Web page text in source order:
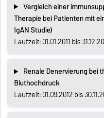
Vergleich einer
Therapie bei Patienten mit
IgAN Studie)
Laufzeit: 01.01.2011 bis
Renale Denervierung bei
Bluthochdruck
Laufzeit: 01.09.2012 bis